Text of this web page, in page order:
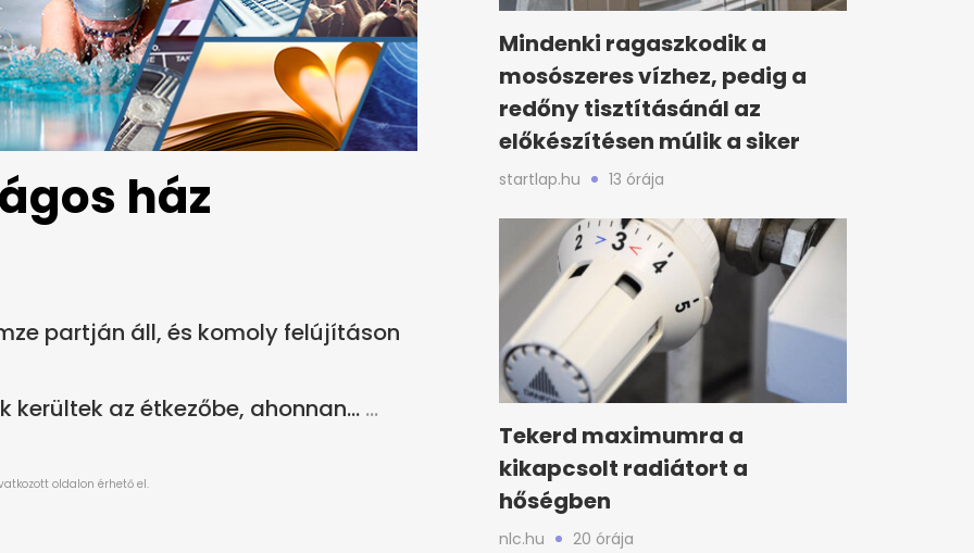
ház
partján áll, és komoly felújításon
az étkezőbe, ahonnan...
Mindenki ragaszkodik a
mosószeres vízhez, pedig a
redőny tisztításánál az
előkészítésen múlik a siker
startlap.hu 13 órája
Tekerd maximumra a
kikapcsolt radiátort a
hőségben
nlc.hu 20 órája